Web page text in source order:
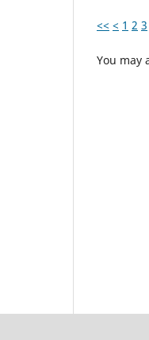
<< < 1 2 3
You may